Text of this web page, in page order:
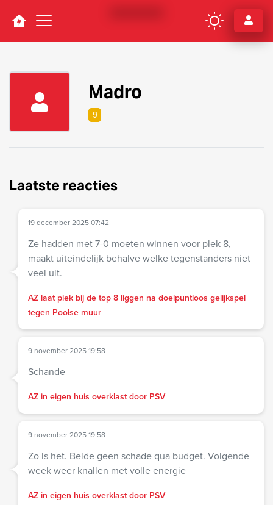
Navigation
Madro
9
Laatste reacties
19 december 2025 07:42
Ze hadden met 7-0 moeten winnen voor plek 8,
maakt uiteindelijk behalve welke tegenstanders niet
veel uit.
AZ laat plek bij de top 8 liggen na doelpuntloos gelijkspel
tegen Poolse muur
9 november 2025 19:58
Schande
AZ in eigen huis overklast door PSV
9 november 2025 19:58
Zo is het. Beide geen schade qua budget. Volgende
week weer knallen met volle energie
AZ in eigen huis overklast door PSV